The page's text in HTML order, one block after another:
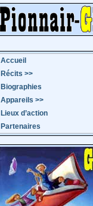
Accueil
Récits >>
Biographies
Appareils >>
Lieux d’action
Partenaires